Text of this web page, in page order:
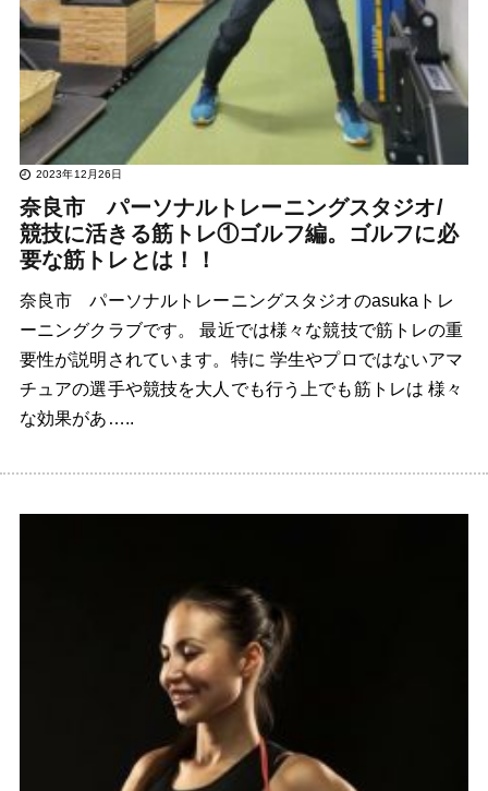
2023年12月26日
奈良市 パーソナルトレーニングスタジオ/
競技に活きる筋トレ①ゴルフ編。ゴルフに必
要な筋トレとは！！
奈良市 パーソナルトレーニングスタジオのasukaトレ
ーニングクラブです。 最近では様々な競技で筋トレの重
要性が説明されています。特に 学生やプロではないアマ
チュアの選手や競技を大人でも行う上でも筋トレは 様々
な効果があ…..